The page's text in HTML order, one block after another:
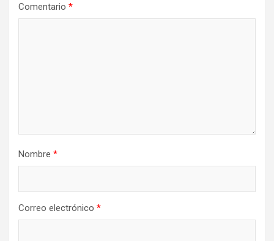
Comentario *
Nombre *
Correo electrónico *